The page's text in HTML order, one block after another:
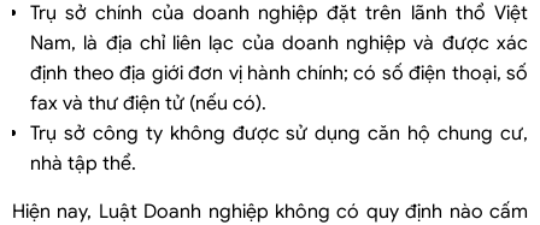
Trụ sở chính của doanh nghiệp đặt trên lãnh thổ Việt
Nam, là địa chỉ liên lạc của doanh nghiệp và được xác
định theo địa giới đơn vị hành chính; có số điện thoại, số
fax và thư điện tử (nếu có).
Trụ sở công ty không được sử dụng căn hộ chung cư,
nhà tập thể.
Hiện nay, Luật Doanh nghiệp không có quy định nào cấm